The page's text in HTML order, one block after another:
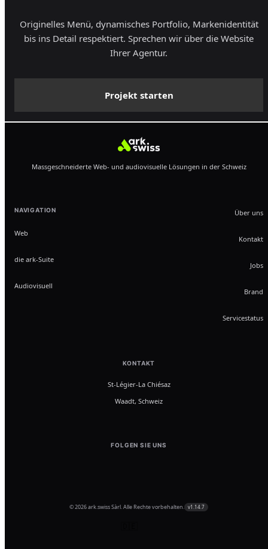
Originelles Menü, dynamisches Portfolio, Markenidentität
bis ins Detail respektiert. Sprechen wir über die Website
Ihrer Agentur.
Projekt starten
Massgeschneiderte Web- und audiovisuelle Lösungen in der Schweiz
NAVIGATION
Web
die ark-Suite
Audiovisuell
Über uns
Kontakt
Jobs
Brand
Servicestatus
KONTAKT
St-Légier-La Chiésaz
Waadt, Schweiz
FOLGEN SIE UNS
© 2026 ark.swiss Sàrl. Alle Rechte vorbehalten. v1.14.7